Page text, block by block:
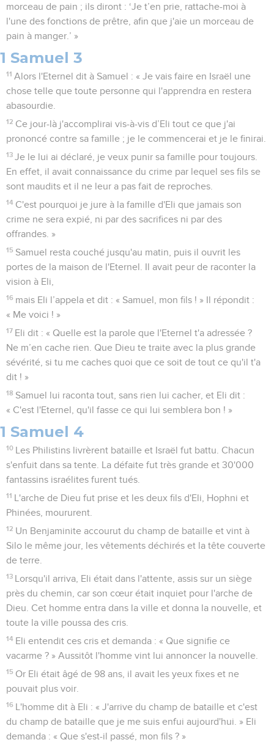
morceau de pain ; ils diront : ‘Je t’en prie, rattache-moi à
l'une des fonctions de prêtre, afin que j'aie un morceau de
pain à manger.’ »
1 Samuel 3
11 Alors l'Eternel dit à Samuel : « Je vais faire en Israël une
chose telle que toute personne qui l'apprendra en restera
abasourdie.
12 Ce jour-là j'accomplirai vis-à-vis d’Eli tout ce que j'ai
prononcé contre sa famille ; je le commencerai et je le finirai.
13 Je le lui ai déclaré, je veux punir sa famille pour toujours.
En effet, il avait connaissance du crime par lequel ses fils se
sont maudits et il ne leur a pas fait de reproches.
14 C'est pourquoi je jure à la famille d'Eli que jamais son
crime ne sera expié, ni par des sacrifices ni par des
offrandes. »
15 Samuel resta couché jusqu'au matin, puis il ouvrit les
portes de la maison de l'Eternel. Il avait peur de raconter la
vision à Eli,
16 mais Eli l’appela et dit : « Samuel, mon fils ! » Il répondit :
« Me voici ! »
17 Eli dit : « Quelle est la parole que l'Eternel t'a adressée ?
Ne m’en cache rien. Que Dieu te traite avec la plus grande
sévérité, si tu me caches quoi que ce soit de tout ce qu'il t'a
dit ! »
18 Samuel lui raconta tout, sans rien lui cacher, et Eli dit :
« C'est l'Eternel, qu'il fasse ce qui lui semblera bon ! »
1 Samuel 4
10
Les Philistins livrèrent bataille et Israël fut battu. Chacun
s'enfuit dans sa tente. La défaite fut très grande et 30'000
fantassins israélites furent tués.
11
L'arche de Dieu fut prise et les deux fils d'Eli, Hophni et
Phinées, moururent.
12 Un Benjaminite accourut du champ de bataille et vint à
Silo le même jour, les vêtements déchirés et la tête couverte
de terre.
13
Lorsqu'il arriva, Eli était dans l'attente, assis sur un siège
près du chemin, car son cœur était inquiet pour l'arche de
Dieu. Cet homme entra dans la ville et donna la nouvelle, et
toute la ville poussa des cris.
14 Eli entendit ces cris et demanda : « Que signifie ce
vacarme ? » Aussitôt l'homme vint lui annoncer la nouvelle.
15 Or Eli était âgé de 98 ans, il avait les yeux fixes et ne
pouvait plus voir.
16
L'homme dit à Eli : « J'arrive du champ de bataille et c'est
du champ de bataille que je me suis enfui aujourd'hui. » Eli
demanda : « Que s'est-il passé, mon fils ? »